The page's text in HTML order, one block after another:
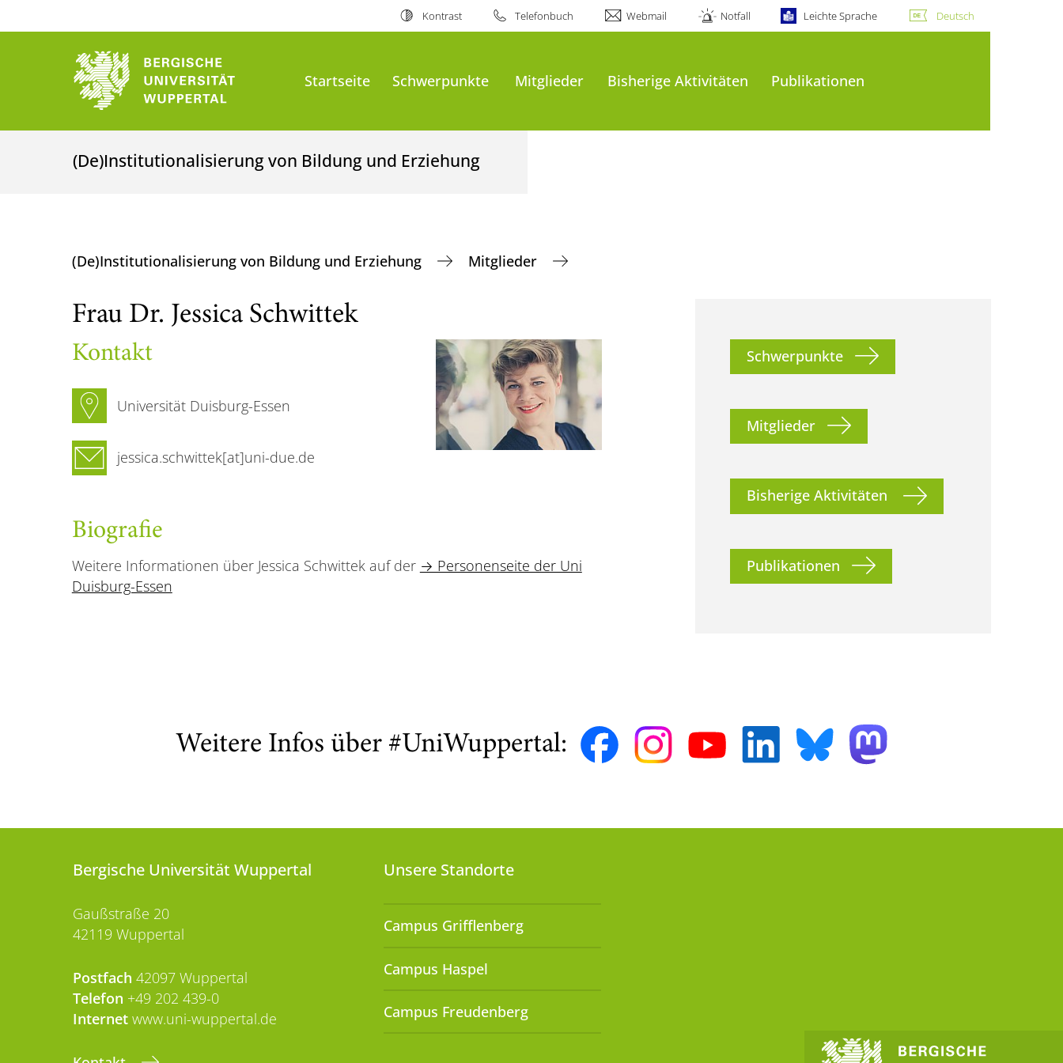
Kontrast Telefonbuch Webmail Notfall Leichte Sprache Deutsch
Startseite Schwerpunkte Mitglieder Bisherige Aktivitäten Publikationen
(De)Institutionalisierung von Bildung und Erziehung
(De)Institutionalisierung von Bildung und Erziehung Mitglieder
Frau Dr. Jessica Schwittek
Kontakt
Universität Duisburg-Essen
jessica.schwittek[at]uni-due.de
Biografie
Weitere Informationen über Jessica Schwittek auf der → Personenseite der Uni
Duisburg-Essen
Schwerpunkte
Mitglieder
Bisherige Aktivitäten
Publikationen
Weitere Infos über #UniWuppertal:
Bergische Universität Wuppertal
Gaußstraße 20
42119 Wuppertal
Postfach 42097 Wuppertal
Telefon +49 202 439-0
Internet www.uni-wuppertal.de
Unsere Standorte
Campus Grifflenberg
Campus Haspel
Campus Freudenberg